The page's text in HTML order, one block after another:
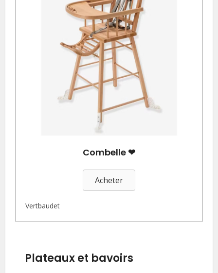
Combelle ❤
Acheter
Vertbaudet
Plateaux et bavoirs